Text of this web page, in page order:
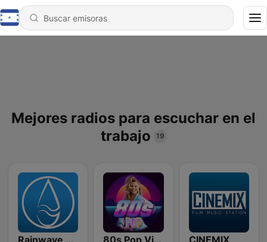
Mejores radios para escuchar en el
trabajo
19